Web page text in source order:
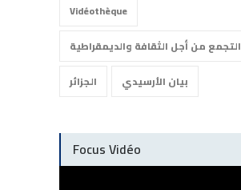
Vidéothèque
التجمع من أجل الثقافة والديمقراطية
الجزائر
بيان الأرسيدي
Focus Vidéo